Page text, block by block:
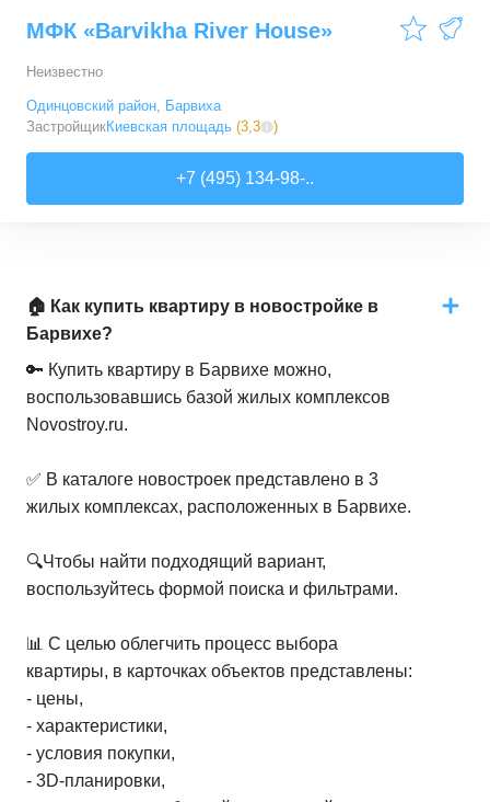
МФК «Barvikha River House»
Неизвестно
Одинцовский район, Барвиха
ЗастройщикКиевская площадь (3,3 )
+7 (495) 134-98-..
🏠 Как купить квартиру в новостройке в
Барвихе?
🔑 Купить квартиру в Барвихе можно,
воспользовавшись базой жилых комплексов
Novostroy.ru.
✅ В каталоге новостроек представлено в 3
жилых комплексах, расположенных в Барвихе.
🔍Чтобы найти подходящий вариант,
воспользуйтесь формой поиска и фильтрами.
📊 С целью облегчить процесс выбора
квартиры, в карточках объектов представлены:
- цены,
- характеристики,
- условия покупки,
- 3D-планировки,